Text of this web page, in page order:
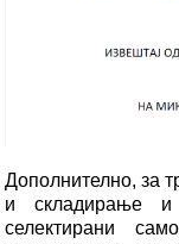
Дополнително, за
и складирање
селектирани